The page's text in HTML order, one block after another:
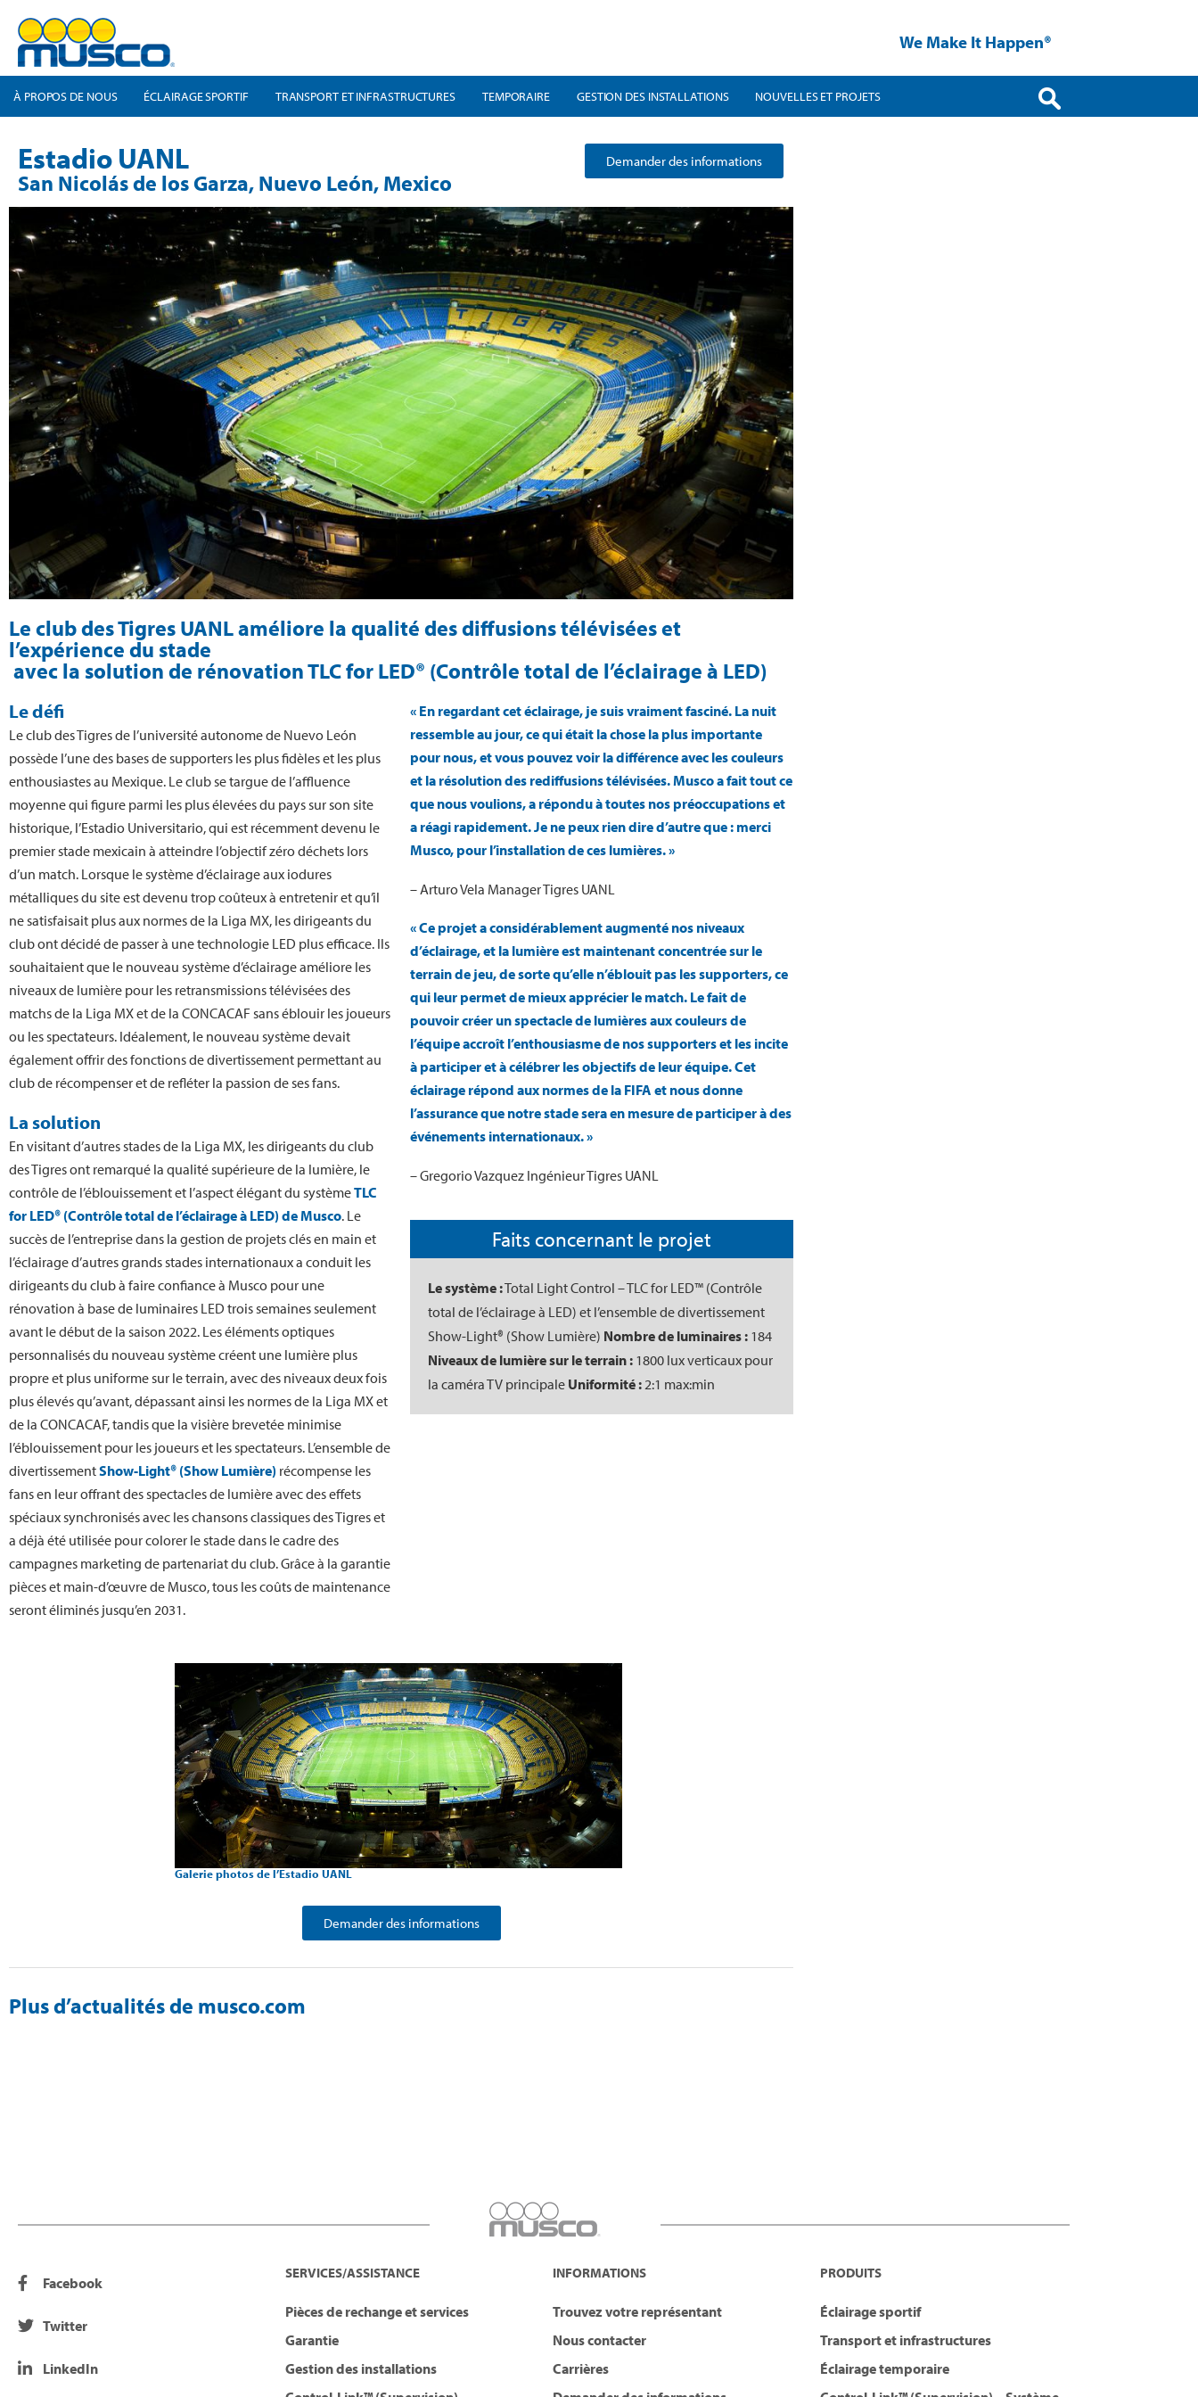
We Make It Happen®
À PROPOS DE NOUS ÉCLAIRAGE SPORTIF TRANSPORT ET INFRASTRUCTURES TEMPORAIRE GESTION DES INSTALLATIONS NOUVELLES ET PROJETS
Estadio UANL
San Nicolás de los Garza, Nuevo León, Mexico
Demander des informations
Le club des Tigres UANL améliore la qualité des diffusions télévisées et
l’expérience du stade
avec la solution de rénovation TLC for LED® (Contrôle total de l’éclairage à LED)
Le défi
Le club des Tigres de l’université autonome de Nuevo León
possède l’une des bases de supporters les plus fidèles et les plus
enthousiastes au Mexique. Le club se targue de l’affluence
moyenne qui figure parmi les plus élevées du pays sur son site
historique, l’Estadio Universitario, qui est récemment devenu le
premier stade mexicain à atteindre l’objectif zéro déchets lors
d’un match. Lorsque le système d’éclairage aux iodures
métalliques du site est devenu trop coûteux à entretenir et qu’il
ne satisfaisait plus aux normes de la Liga MX, les dirigeants du
club ont décidé de passer à une technologie LED plus efficace. Ils
souhaitaient que le nouveau système d’éclairage améliore les
niveaux de lumière pour les retransmissions télévisées des
matchs de la Liga MX et de la CONCACAF sans éblouir les joueurs
ou les spectateurs. Idéalement, le nouveau système devait
également offrir des fonctions de divertissement permettant au
club de récompenser et de refléter la passion de ses fans.
La solution
En visitant d’autres stades de la Liga MX, les dirigeants du club
des Tigres ont remarqué la qualité supérieure de la lumière, le
contrôle de l’éblouissement et l’aspect élégant du systèmeTLC
for LED® (Contrôle total de l’éclairage à LED) de Musco. Le
succès de l’entreprise dans la gestion de projets clés en main et
l’éclairage d’autres grands stades internationaux a conduit les
dirigeants du club à faire confiance à Musco pour une
rénovation à base de luminaires LED trois semaines seulement
avant le début de la saison 2022. Les éléments optiques
personnalisés du nouveau système créent une lumière plus
propre et plus uniforme sur le terrain, avec des niveaux deux fois
plus élevés qu’avant, dépassant ainsi les normes de la Liga MX et
de la CONCACAF, tandis que la visière brevetée minimise
l’éblouissement pour les joueurs et les spectateurs. L’ensemble de
divertissementShow-Light® (Show Lumière) récompense les
fans en leur offrant des spectacles de lumière avec des effets
spéciaux synchronisés avec les chansons classiques des Tigres et
a déjà été utilisée pour colorer le stade dans le cadre des
campagnes marketing de partenariat du club. Grâce à la garantie
pièces et main-d’œuvre de Musco, tous les coûts de maintenance
seront éliminés jusqu’en 2031.
« En regardant cet éclairage, je suis vraiment fasciné. La nuit
ressemble au jour, ce qui était la chose la plus importante
pour nous, et vous pouvez voir la différence avec les couleurs
et la résolution des rediffusions télévisées. Musco a fait tout ce
que nous voulions, a répondu à toutes nos préoccupations et
a réagi rapidement. Je ne peux rien dire d’autre que : merci
Musco, pour l’installation de ces lumières. »
– Arturo Vela Manager Tigres UANL
« Ce projet a considérablement augmenté nos niveaux
d’éclairage, et la lumière est maintenant concentrée sur le
terrain de jeu, de sorte qu’elle n’éblouit pas les supporters, ce
qui leur permet de mieux apprécier le match. Le fait de
pouvoir créer un spectacle de lumières aux couleurs de
l’équipe accroît l’enthousiasme de nos supporters et les incite
à participer et à célébrer les objectifs de leur équipe. Cet
éclairage répond aux normes de la FIFA et nous donne
l’assurance que notre stade sera en mesure de participer à des
événements internationaux. »
– Gregorio Vazquez Ingénieur Tigres UANL
Faits concernant le projet
Le système :Total Light Control – TLC for LED™ (Contrôle
total de l’éclairage à LED) et l’ensemble de divertissement
Show-Light® (Show Lumière) Nombre de luminaires : 184
Niveaux de lumière sur le terrain : 1800 lux verticaux pour
la caméra TV principale Uniformité :2:1 max:min
Galerie photos de l’Estadio UANL
Demander des informations
Plus d’actualités de musco.com
Facebook
Twitter
LinkedIn
SERVICES/ASSISTANCE
Pièces de rechange et services
Garantie
Gestion des installations
INFORMATIONS
Trouvez votre représentant
Nous contacter
Carrières
PRODUITS
Éclairage sportif
Transport et infrastructures
Éclairage temporaire